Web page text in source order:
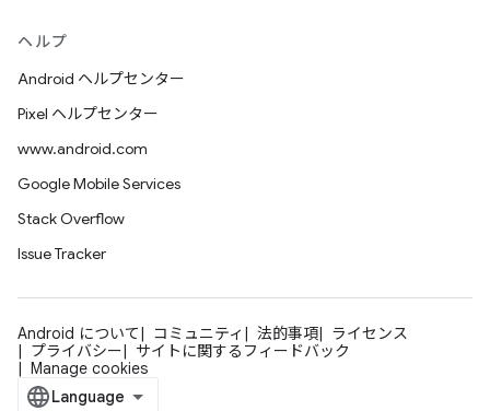
ヘルプ
Android ヘルプセンター
Pixel ヘルプセンター
www.android.com
Google Mobile Services
Stack Overflow
Issue Tracker
Android について コミュニティ 法的事項
ライセンス
プライバシー
サイトに関するフィードバック
Manage cookies